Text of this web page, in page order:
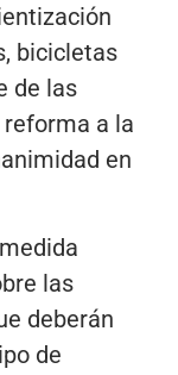
bicicletas
de las
a la
en
las
deberán
de